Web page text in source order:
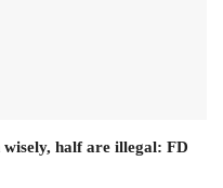
half are illegal: FD